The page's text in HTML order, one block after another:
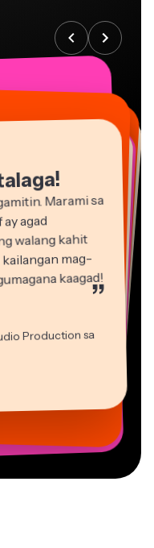
Marami sa
agad
walang kahit
mag-
kaagad!
”
Production sa